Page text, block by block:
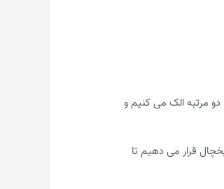
مرتبه الک می کنیم و
اینکه مایه شیرینی به طور کامل آماده شد، آنرا به مدت ۱۵ تا ۳۰ دقیقه درون یخچال قرار می دهیم تا